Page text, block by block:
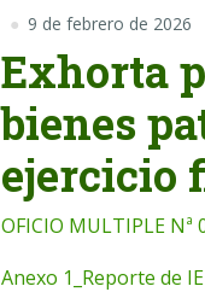
9 de febrero de 2026
Exhorta
bienes
ejercicio
OFICIO MULTIPLE Nª
Anexo 1_Reporte de